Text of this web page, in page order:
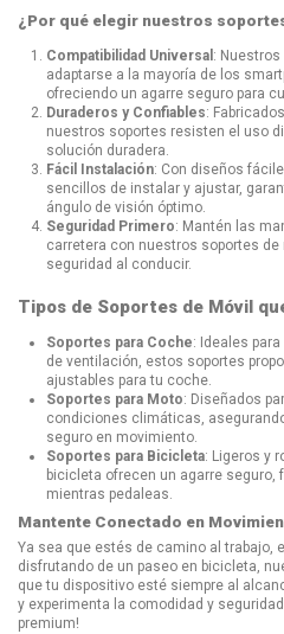
¿Por qué elegir nuestros
Compatibilidad Universal :
adaptarse a la mayoría de los
ofreciendo un agarre seguro para
Duraderos y Confiables:
nuestros soportes resisten el uso
solución duradera.
Fácil Instalación: Con diseños
sencillos de instalar y ajustar,
ángulo de visión óptimo.
Seguridad Primero: Mantén las
carretera con nuestros soportes
seguridad al conducir.
Tipos de Soportes de Móvil
Soportes para Coche: Ideales
de ventilación, estos soportes
ajustables para tu coche.
Soportes para Moto: Diseñados
condiciones climáticas,
seguro en movimiento.
Soportes para Bicicleta: Ligeros y
bicicleta ofrecen un agarre seguro,
mientras pedaleas.
Mantente Conectado en
Ya sea que estés de camino al trabajo,
disfrutando de un paseo en bicicleta,
que tu dispositivo esté siempre al
y experimenta la comodidad y
premium!